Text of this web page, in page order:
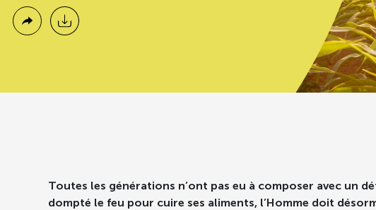
Toutes les générations n’ont pas eu à composer avec un
dompté le feu pour cuire ses aliments, l’Homme doit